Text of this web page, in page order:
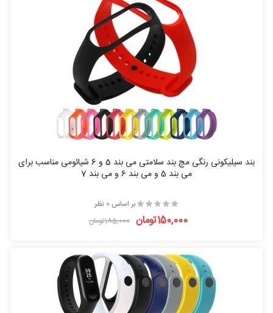
بند سیلیکونی رنگی مچ بند سلامتی می بند 5 و 6 شیائومی مناسب برای
می بند 5 و می بند 6 و می بند 7
بر اساس 0 نظر
150,000تومان 185,000تومان